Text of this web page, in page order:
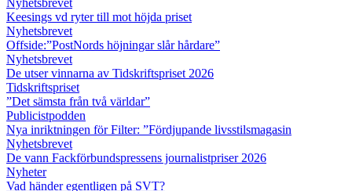
Keesings vd ryter till mot höjda priset
Nyhetsbrevet
Offside:”PostNords höjningar slår hårdare”
Nyhetsbrevet
De utser vinnarna av Tidskriftspriset 2026
Tidskriftspriset
”Det sämsta från två världar”
Publicistpodden
Nya inriktningen för Filter: ”Fördjupande livsstilsmagasin
Nyhetsbrevet
De vann Fackförbundspressens journalistpriser 2026
Nyheter
Vad händer egentligen på SVT?